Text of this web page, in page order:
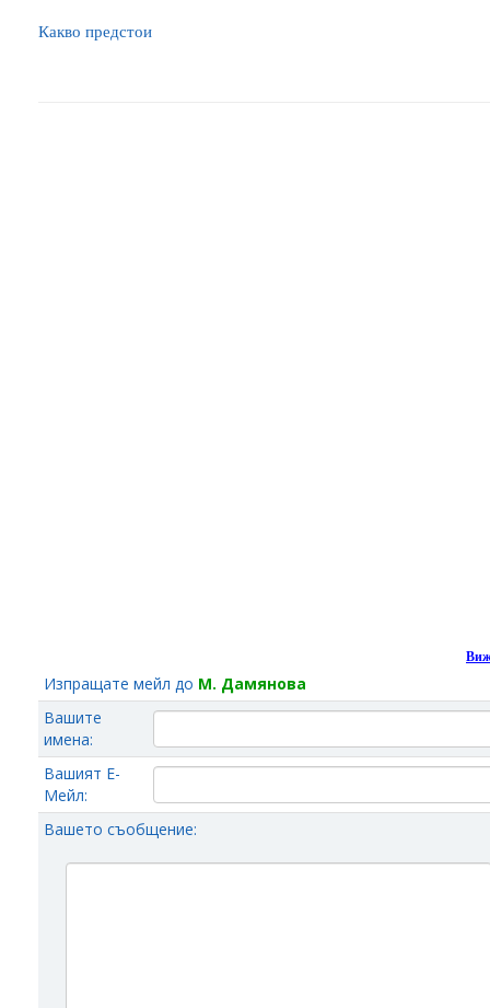
Какво предстои
Изпращате мейл до М. Дамянова
Вашите
имена:
Вашият Е-
Мейл:
Вашето съобщение: